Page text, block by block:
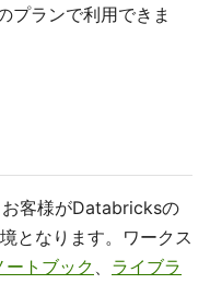
プランで利用できま
客様がDatabricksの
となります。ワークス
ートブック、 ライブラ